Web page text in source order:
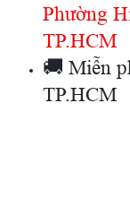
Phường
TP.HCM
🚚 Miễn
TP.HCM